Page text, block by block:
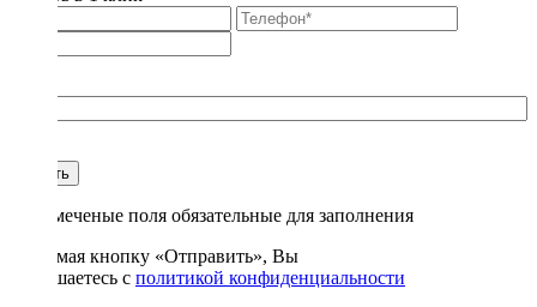
Купить
* - отмеченые поля обязательные для заполнения
Нажимая кнопку «Отправить», Вы
соглашаетесь с политикой конфиденциальности